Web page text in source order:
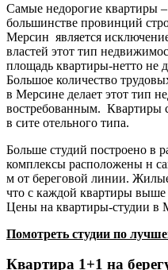
Самые недорогие квартиры
большинстве провинций
Мерсин является
властей этот тип
площадь квартиры-нетто не
Большое количество
в Мерсине делает этот тип
востребованным. Квартиры
в сите отельного типа.
Больше студий построено в
комплексы расположены н
м от береговой линии.
что с каждой квартиры
Цены на квартиры-студии в
Помотреть студии по
Квартира 1+1 на